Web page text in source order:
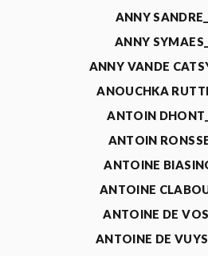
ANNY
ANNY
ANNY VANDE
ANOUCHKA
ANTOIN
ANTOIN
ANTOINE
ANTOINE
ANTOINE DE
ANTOINE DE